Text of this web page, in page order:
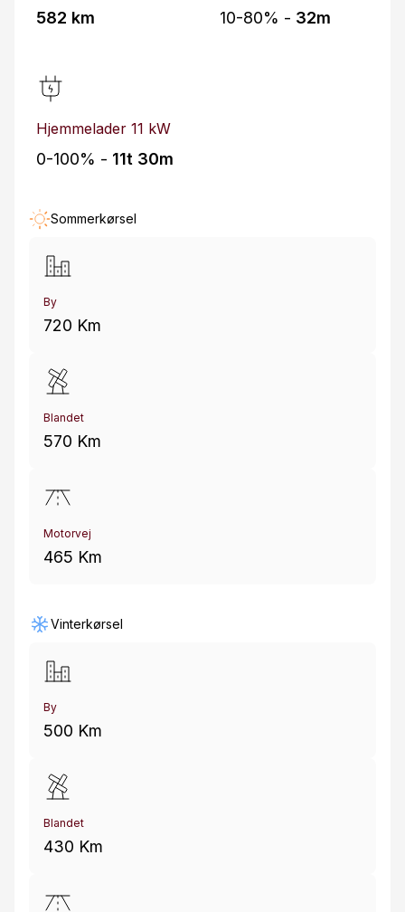
582 km 10-80% - 32m
Hjemmelader 11 kW
0-100% - 11t 30m
Sommerkørsel
By
720 Km
Blandet
570 Km
Motorvej
465 Km
Vinterkørsel
By
500 Km
Blandet
430 Km